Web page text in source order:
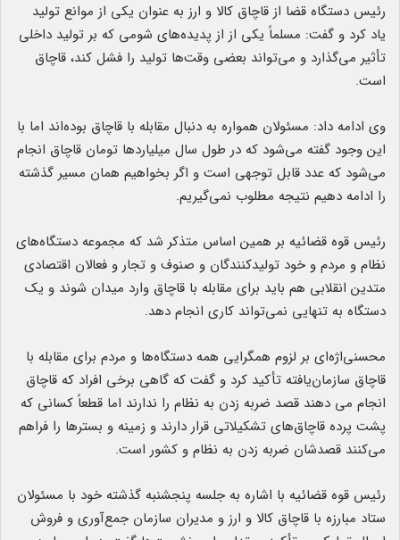
رئیس دستگاه قضا از قاچاق کالا و ارز به عنوان یکی از موانع تولید
یاد کرد و گفت: مسلماً یکی از از پدیده‌های شومی که بر تولید داخلی
تأثیر می‌گذارد و می‌تواند بعضی وقت‌ها تولید را فشل کند، قاچاق
است.
وی ادامه داد: مسئولان همواره به دنبال مقابله با قاچاق بوده‌اند اما با
این وجود گفته می‌شود که در طول سال میلیاردها تومان قاچاق انجام
می‌شود که عدد قابل توجهی است و اگر بخواهیم همان مسیر گذشته
را ادامه دهیم نتیجه مطلوب نمی‌گیریم.
رئیس قوه قضائیه بر همین اساس متذکر شد که مجموعه دستگاه‌های
نظام و مردم و خود تولیدکنندگان و صنوف و تجار و فعالان اقتصادی
متدین انقلابی هم باید برای مقابله با قاچاق وارد میدان شوند و یک
دستگاه به تنهایی نمی‌تواند کاری انجام دهد.
محسنی‌اژه‌ای بر لزوم همگرایی همه دستگاه‌ها و مردم برای مقابله با
قاچاق سازمان‌یافته تأکید کرد و گفت که گاهی برخی افراد که قاچاق
انجام می دهند قصد ضربه زدن به نظام را ندارند اما قطعاً کسانی که
پشت پرده قاچاق‌های تشکیلاتی قرار دارند و زمینه و بسترها را فراهم
می‌کنند قصدشان ضربه زدن به نظام و کشور است.
رئیس قوه قضائیه با اشاره به جلسه پنجشنبه گذشته خود با مسئولان
ستاد مبارزه با قاچاق کالا و ارز و مدیران سازمان جمع‌آوری و فروش